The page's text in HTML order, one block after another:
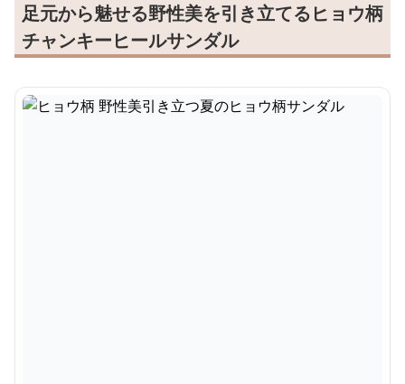
足元から魅せる野性美を引き立てるヒョウ柄
チャンキーヒールサンダル